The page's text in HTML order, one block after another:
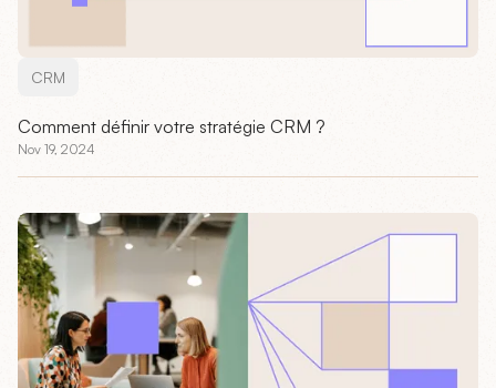
CRM
Comment définir votre stratégie CRM ?
Nov 19, 2024